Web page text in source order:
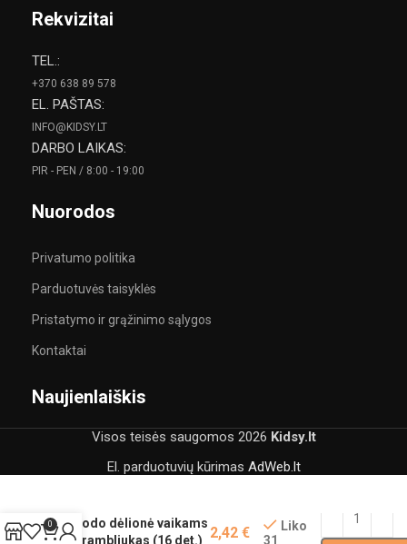
Rekvizitai
TEL.:
+370 638 89 578
EL. PAŠTAS:
INFO@KIDSY.LT
DARBO LAIKAS:
PIR - PEN / 8:00 - 19:00
Nuorodos
Privatumo politika
Parduotuvės taisyklės
Pristatymo ir grąžinimo sąlygos
Kontaktai
Naujienlaiškis
Visos teisės saugomos 2026 Kidsy.lt
El. parduotuvių kūrimas AdWeb.lt
Dodo dėlionė vaikams
Drambliukas (16 det.)
2,42 €
Liko
31
0